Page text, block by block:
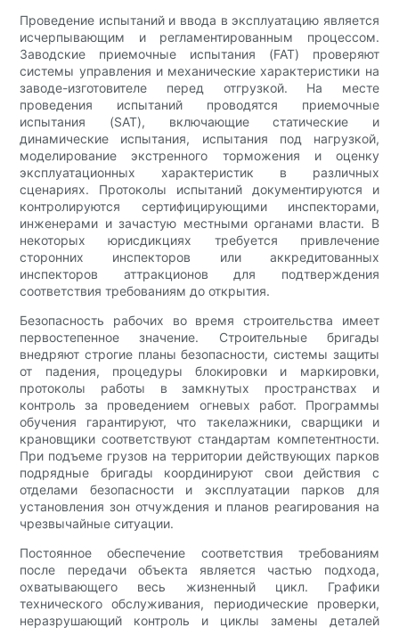
Проведение испытаний и ввода в эксплуатацию является
исчерпывающим и регламентированным процессом.
Заводские приемочные испытания (FAT) проверяют
системы управления и механические характеристики на
заводе-изготовителе перед отгрузкой. На месте
проведения испытаний проводятся приемочные
испытания (SAT), включающие статические и
динамические испытания, испытания под нагрузкой,
моделирование экстренного торможения и оценку
эксплуатационных характеристик в различных
сценариях. Протоколы испытаний документируются и
контролируются сертифицирующими инспекторами,
инженерами и зачастую местными органами власти. В
некоторых юрисдикциях требуется привлечение
сторонних инспекторов или аккредитованных
инспекторов аттракционов для подтверждения
соответствия требованиям до открытия.
Безопасность рабочих во время строительства имеет
первостепенное значение. Строительные бригады
внедряют строгие планы безопасности, системы защиты
от падения, процедуры блокировки и маркировки,
протоколы работы в замкнутых пространствах и
контроль за проведением огневых работ. Программы
обучения гарантируют, что такелажники, сварщики и
крановщики соответствуют стандартам компетентности.
При подъеме грузов на территории действующих парков
подрядные бригады координируют свои действия с
отделами безопасности и эксплуатации парков для
установления зон отчуждения и планов реагирования на
чрезвычайные ситуации.
Постоянное обеспечение соответствия требованиям
после передачи объекта является частью подхода,
охватывающего весь жизненный цикл. Графики
технического обслуживания, периодические проверки,
неразрушающий контроль и циклы замены деталей